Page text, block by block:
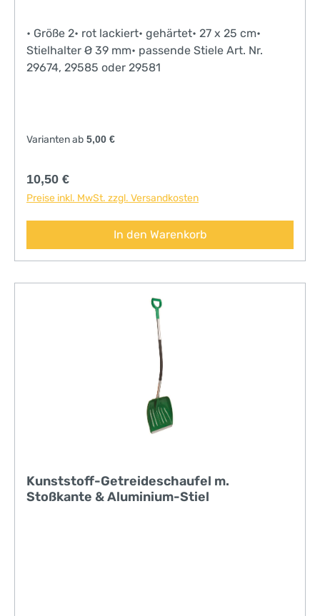
• Größe 2• rot lackiert• gehärtet• 27 x 25 cm•
Stielhalter Ø 39 mm• passende Stiele Art. Nr.
29674, 29585 oder 29581
Varianten ab 5,00 €
Regulärer Preis:
10,50 €
Preise inkl. MwSt. zzgl. Versandkosten
In den Warenkorb
Kunststoff-Getreideschaufel m.
Stoßkante & Aluminium-Stiel